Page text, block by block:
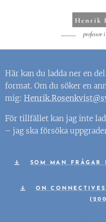
Henrik
professor
Här kan du ladda ner en
format. Om du söker en
mig:
För tillfället kan jag inte
– jag ska försöka
SOM MAN FRÅGAR
ON